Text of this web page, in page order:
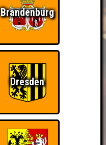
Brandenburg
Dresden